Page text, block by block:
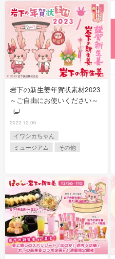
岩下の新生姜年賀状素材2023
～ご自由にお使いください～
2022.12.06
イワシカちゃん
ミュージアム
その他